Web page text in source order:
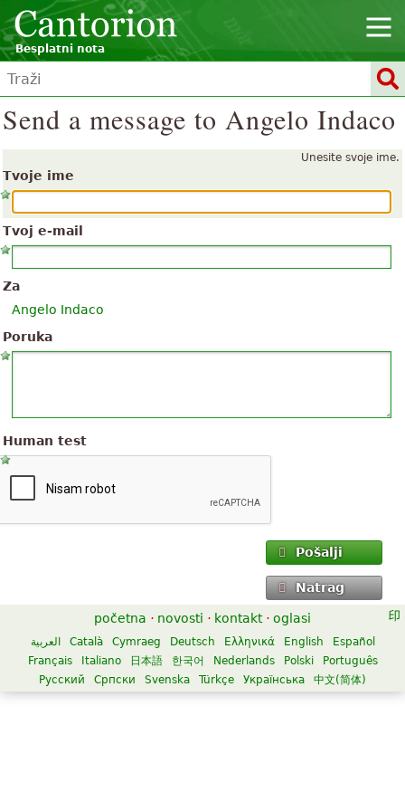
Besplatni nota
Send a message to Angelo Indaco
Unesite svoje ime.
Tvoje ime
Tvoj e-mail
Za
Angelo Indaco
Poruka
Human test
Pošalji
Natrag
početna · novosti · kontakt · oglasi
العربية Català Cymraeg Deutsch Ελληνικά English
Español
Français
Italiano 日本語 한국어 Nederlands Polski
Português
Русский
Српски Svenska Türkçe Українська 中文(简体)